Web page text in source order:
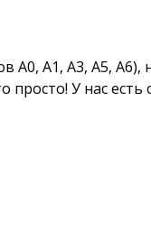
А1, А3, А5,
просто! У нас